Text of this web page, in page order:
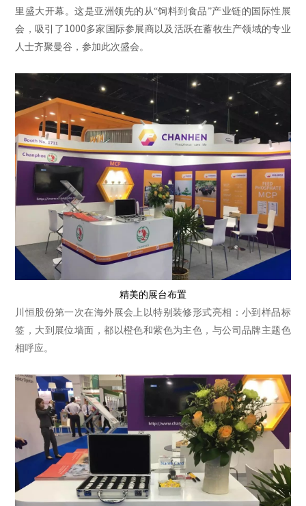
里盛大开幕。这是亚洲领先的从“饲料到食品”产业链的国际性展
会，吸引了 1000多家国际参展商以及活跃在蓄牧生产领域的专业
人士齐聚曼谷，参加此次盛会。
精美的展台布置
川恒股份第一次在海外展会上以特别装修形式亮相：小到样品标
签，大到展位墙面，都以橙色和紫色为主色，与公司品牌主题色
相呼应。